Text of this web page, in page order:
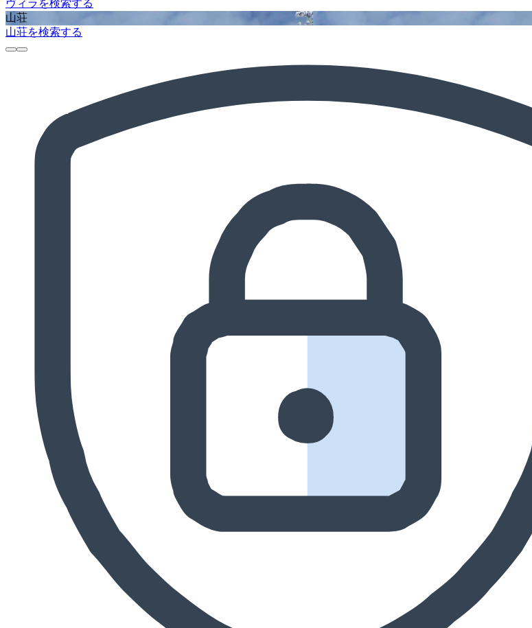
ヴィラを検索する
山荘
山荘を検索する